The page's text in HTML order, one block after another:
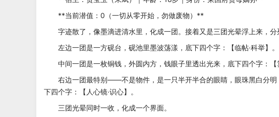
**当前潜值：0（一切从零开始，勿做废物）**
字迹散了，像墨滴进清水里，化成一团。接着又是三团光晕浮上来，分
左边一团是一方砚台，砚池里墨波荡漾，底下四个字：【临帖·科举】。
中间一团是一枚铜钱，外圆内方，钱眼子里透出光来，底下四个字：【
右边一团最特别——不是物件，是一只半开半合的眼睛，眼珠黑白分明
下四个字：【人心镜·识心】。
三团光晕同时一收，化成一个界面。